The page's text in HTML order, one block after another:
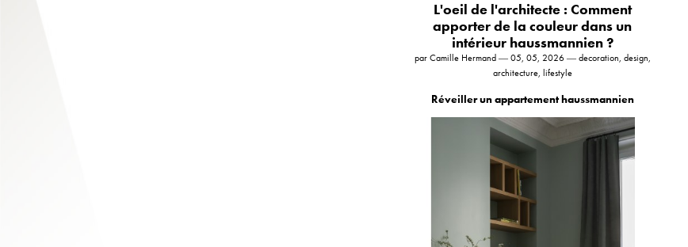
L'oeil de l'architecte : Comment
apporter de la couleur dans un
intérieur haussmannien ?
par Camille Hermand ― 05, 05, 2026 ― decoration, design,
architecture, lifestyle
Réveiller un appartement haussmannien